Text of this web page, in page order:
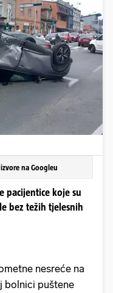
na Googleu
pacijentice koje su
bez težih tjelesnih
nesreće na
bolnici puštene